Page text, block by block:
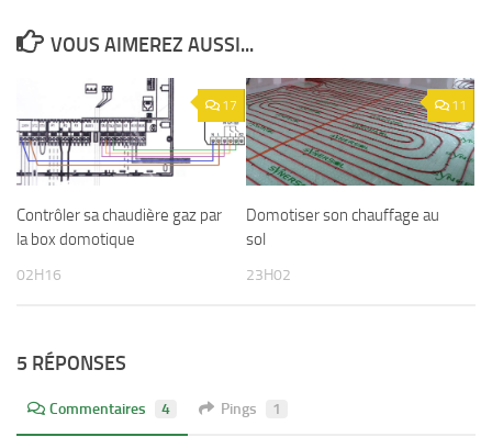
VOUS AIMEREZ AUSSI...
17
Contrôler sa chaudière gaz par
la box domotique
02H16
11
Domotiser son chauffage au
sol
23H02
5 RÉPONSES
Commentaires 4 Pings 1